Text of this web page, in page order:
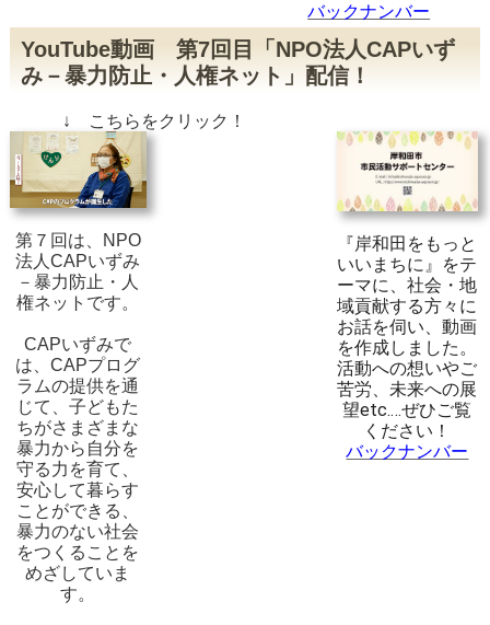
バックナンバー
YouTube動画 第7回目「NPO法人CAPいず
み－暴力防止・人権ネット」配信！
↓ こちらをクリック！
第７回は、NPO
法人CAPいずみ
－暴力防止・人
権ネットです。
CAPいずみで
は、CAPプログ
ラムの提供を通
じて、子どもた
ちがさまざまな
暴力から自分を
守る力を育て、
安心して暮らす
ことができる、
暴力のない社会
をつくることを
めざしていま
す。
『岸和田をもっと
いいまちに』をテ
ーマに、社会・地
域貢献する方々に
お話を伺い、動画
を作成しました。
活動への想いやご
苦労、未来への展
望etc.…ぜひご覧
ください！
バックナンバー